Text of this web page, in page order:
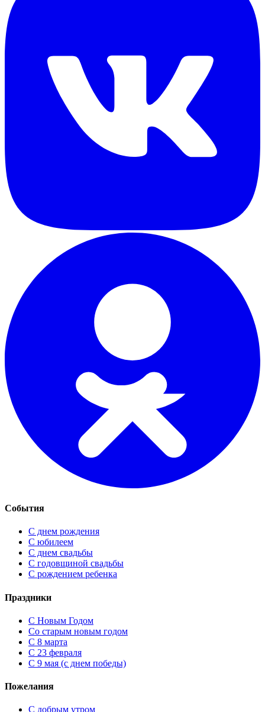
События
С днем рождения
С юбилеем
С днем свадьбы
С годовщиной свадьбы
С рождением ребенка
Праздники
C Новым Годом
Cо старым новым годом
С 8 марта
С 23 февраля
С 9 мая (с днем победы)
Пожелания
С добрым утром